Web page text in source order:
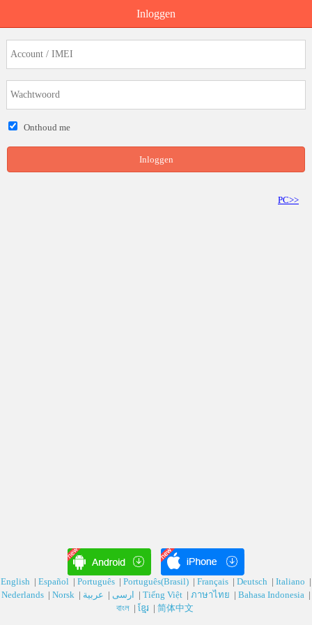
Inloggen
Onthoud me
Inloggen
PC>>
English | Español | Português | Português(Brasil) | Français | Deutsch‎ | Italiano |
Nederlands | Norsk | | | Tiếng Việt | ภาษาไทย | Bahasa Indonesia |
বাংল | ខ្មែរ | 简体中文